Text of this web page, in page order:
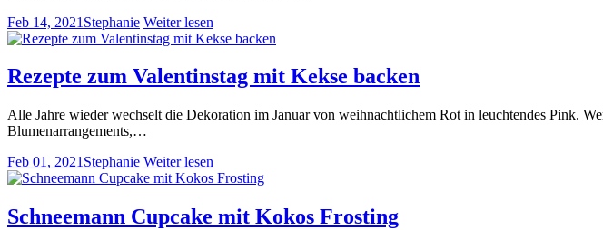
Feb 14, 2021 Stephanie Weiter lesen
Rezepte zum Valentinstag mit Kekse backen
Alle Jahre wieder wechselt die Dekoration im Januar von weihnachtlichem Rot in leuchtendes Pink.
Blumenarrangements,…
Feb 01, 2021 Stephanie Weiter lesen
Schneemann Cupcake mit Kokos Frosting